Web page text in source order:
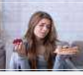
برشلونة